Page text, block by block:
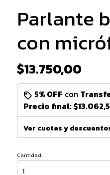
Parlante
con
$13.750,00
5% OFF con
Precio final:
Ver cuotas y
Cantidad